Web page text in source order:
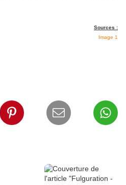
Sources :
Image 1